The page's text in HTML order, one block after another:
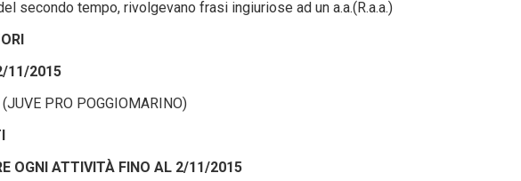
secondo tempo, rivolgevano frasi ingiuriose ad un a.a.(R.a.a.)
11/2015
PRO POGGIOMARINO)
OGNI ATTIVITÀ FINO AL 2/11/2015